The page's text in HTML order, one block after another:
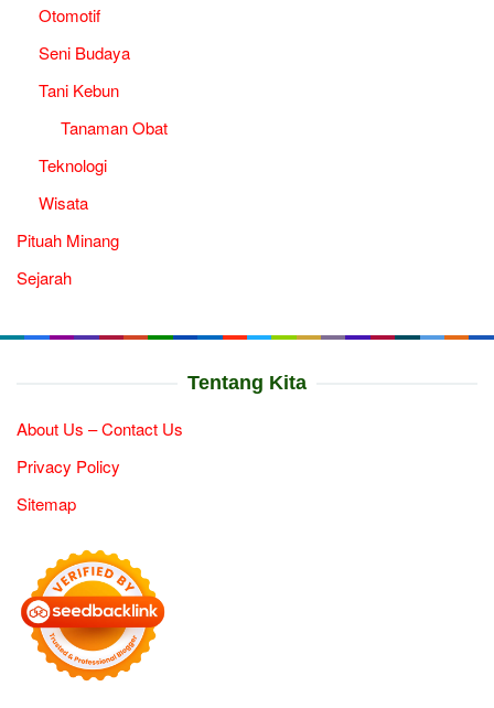
Otomotif
Seni Budaya
Tani Kebun
Tanaman Obat
Teknologi
Wisata
Pituah Minang
Sejarah
Tentang Kita
About Us – Contact Us
Privacy Policy
Sitemap